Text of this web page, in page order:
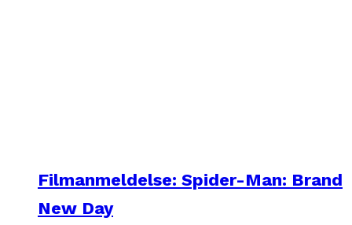
Filmanmeldelse: Spider-Man: Brand
New Day